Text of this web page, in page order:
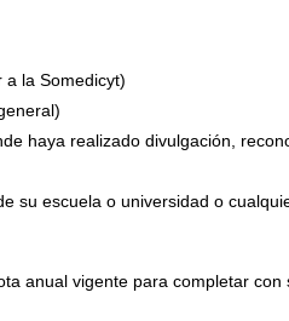
a la Somedicyt)
haya realizado divulgación,
su escuela o universidad o
anual vigente para completar con